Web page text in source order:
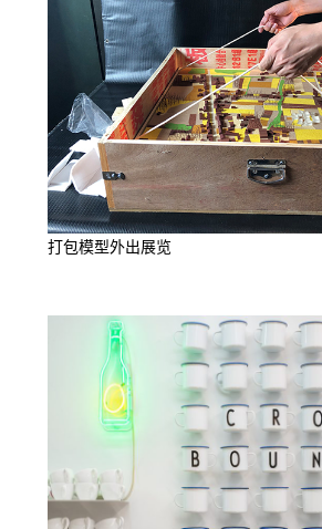
打包模型外出展览